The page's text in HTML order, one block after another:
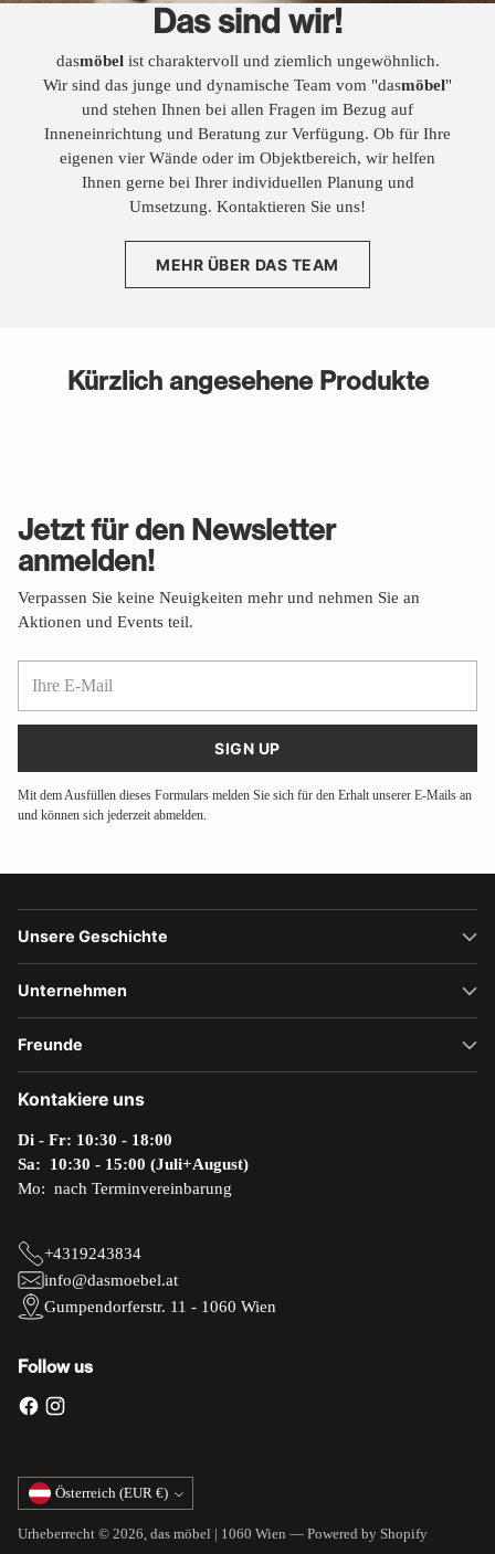
Das sind wir!
dasmöbelist charaktervoll und ziemlich ungewöhnlich.
Wir sind das junge und dynamische Team vom "dasmöbel"
und stehen Ihnen bei allen Fragen im Bezug auf
Inneneinrichtung und Beratung zur Verfügung. Ob für Ihre
eigenen vier Wände oder im Objektbereich, wir helfen
Ihnen gerne bei Ihrer individuellen Planung und
Umsetzung. Kontaktieren Sie uns!
MEHR ÜBER DAS TEAM
Kürzlich angesehene Produkte
Jetzt für den Newsletter
anmelden!
Verpassen Sie keine Neuigkeiten mehr und nehmen Sie an
Aktionen und Events teil.
SIGN UP
Mit dem Ausfüllen dieses Formulars melden Sie sich für den Erhalt unserer E-Mails an
und können sich jederzeit abmelden.
Unsere Geschichte
Unternehmen
Freunde
Kontakiere uns
Di - Fr: 10:30 - 18:00
Sa: 10:30 - 15:00 (Juli+August)
Mo: nach Terminvereinbarung
+4319243834
info@dasmoebel.at
Gumpendorferstr. 11 - 1060 Wien
Follow us
Währung Österreich (EUR €)
Urheberrecht © 2026, das möbel | 1060 Wien — Powered by Shopify